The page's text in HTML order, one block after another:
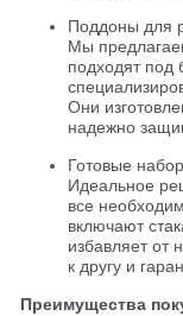
Поддоны для
Мы
подходят под
Они
надежно
Готовые
Идеальное
все
включают
избавляет от
к другу и
Преимущества